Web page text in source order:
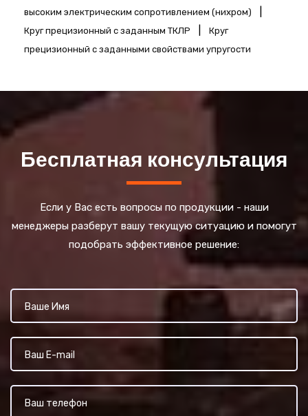
высоким электрическим сопротивлением (нихром)
Круг прецизионный с заданным ТКЛР
Круг
прецизионный с заданными свойствами упругости
Бесплатная консультация
Если у Вас есть вопросы по продукции - наши
менеджеры разберут вашу текущую ситуацию и помогут
подобрать эффективное решение: